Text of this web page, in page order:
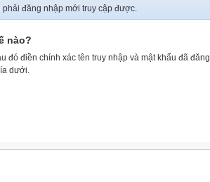
phải đăng nhập mới truy cập được.
nào?
đó điền chính xác tên truy nhập và mật khẩu đã đăng
dưới.